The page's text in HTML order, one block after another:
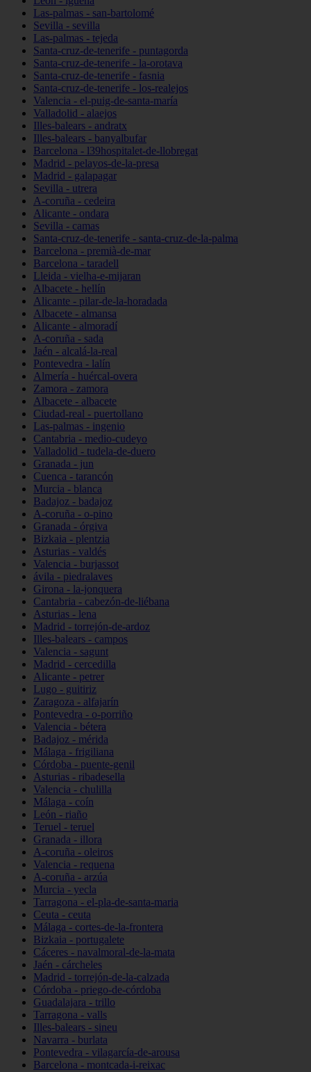
Las-palmas - san-bartolomé
Sevilla - sevilla
Las-palmas - tejeda
Santa-cruz-de-tenerife - puntagorda
Santa-cruz-de-tenerife - la-orotava
Santa-cruz-de-tenerife - fasnia
Santa-cruz-de-tenerife - los-realejos
Valencia - el-puig-de-santa-maría
Valladolid - alaejos
Illes-balears - andratx
Illes-balears - banyalbufar
Barcelona - l39hospitalet-de-llobregat
Madrid - pelayos-de-la-presa
Madrid - galapagar
Sevilla - utrera
A-coruña - cedeira
Alicante - ondara
Sevilla - camas
Santa-cruz-de-tenerife - santa-cruz-de-la-palma
Barcelona - premià-de-mar
Barcelona - taradell
Lleida - vielha-e-mijaran
Albacete - hellín
Alicante - pilar-de-la-horadada
Albacete - almansa
Alicante - almoradí
A-coruña - sada
Jaén - alcalá-la-real
Pontevedra - lalín
Almería - huércal-overa
Zamora - zamora
Albacete - albacete
Ciudad-real - puertollano
Las-palmas - ingenio
Cantabria - medio-cudeyo
Valladolid - tudela-de-duero
Granada - jun
Cuenca - tarancón
Murcia - blanca
Badajoz - badajoz
A-coruña - o-pino
Granada - órgiva
Bizkaia - plentzia
Asturias - valdés
Valencia - burjassot
ávila - piedralaves
Girona - la-jonquera
Cantabria - cabezón-de-liébana
Asturias - lena
Madrid - torrejón-de-ardoz
Illes-balears - campos
Valencia - sagunt
Madrid - cercedilla
Alicante - petrer
Lugo - guitiriz
Zaragoza - alfajarín
Pontevedra - o-porriño
Valencia - bétera
Badajoz - mérida
Málaga - frigiliana
Córdoba - puente-genil
Asturias - ribadesella
Valencia - chulilla
Málaga - coín
León - riaño
Teruel - teruel
Granada - illora
A-coruña - oleiros
Valencia - requena
A-coruña - arzúa
Murcia - yecla
Tarragona - el-pla-de-santa-maria
Ceuta - ceuta
Málaga - cortes-de-la-frontera
Bizkaia - portugalete
Cáceres - navalmoral-de-la-mata
Jaén - cárcheles
Madrid - torrejón-de-la-calzada
Córdoba - priego-de-córdoba
Guadalajara - trillo
Tarragona - valls
Illes-balears - sineu
Navarra - burlata
Pontevedra - vilagarcía-de-arousa
Barcelona - montcada-i-reixac